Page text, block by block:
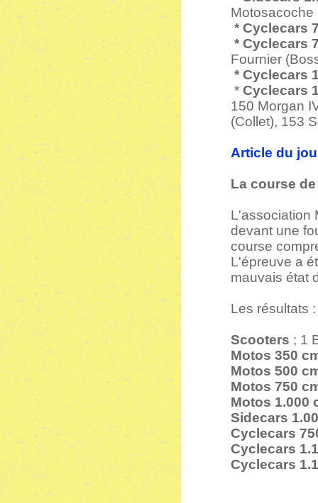
Motosacoche
* Cyclecars
* Cyclecars
Fournier
* Cyclecars
* Cyclecars
150 Morgan
(Collet), 153
Article du
La course
L'association
devant une
course
L'épreuve a
mauvais état
Les résultats :
Scooters ; 1
Motos 350
Motos 500
Motos 750
Motos 1.000
Sidecars
Cyclecars
Cyclecars
Cyclecars